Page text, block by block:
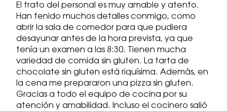
El trato del personal es muy amable y atento.
Han tenido muchos detalles conmigo, como
abrir la sala de comedor para que pudiera
desayunar antes de la hora prevista, ya que
tenía un examen a las 8:30. Tienen mucha
variedad de comida sin gluten. La tarta de
chocolate sin gluten está riquísima. Además, en
la cena me prepararon una pizza sin gluten.
Gracias a todo el equipo de cocina por su
atención y amabilidad. Incluso el cocinero salió